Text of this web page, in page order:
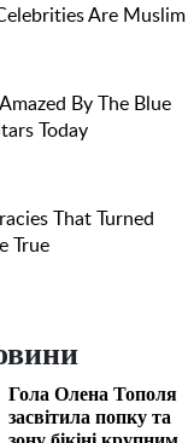
Гола Олена Тополя
засвітила попку та